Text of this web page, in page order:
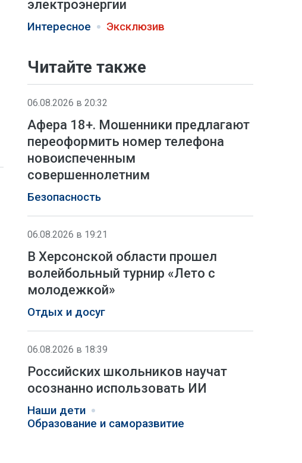
электроэнергии
Интересное Эксклюзив
Читайте также
06.08.2026 в 20:32
Афера 18+. Мошенники предлагают
переоформить номер телефона
новоиспеченным
совершеннолетним
Безопасность
06.08.2026 в 19:21
В Херсонской области прошел
волейбольный турнир «Лето с
молодежкой»
Отдых и досуг
06.08.2026 в 18:39
Российских школьников научат
осознанно использовать ИИ
Наши дети
Образование и саморазвитие